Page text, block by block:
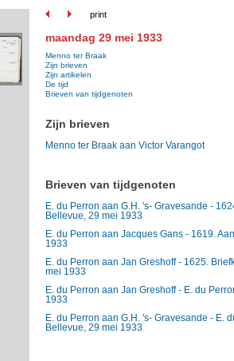
print
maandag 29 mei 1933
Menno ter Braak
Zijn brieven
Zijn artikelen
De tijd
Brieven van tijdgenoten
Zijn brieven
Menno ter Braak aan Victor Varangot
Brieven van tijdgenoten
E. du Perron aan G.H. 's- Gravesande -
Bellevue, 29 mei 1933
E. du Perron aan Jacques Gans - 1619.
1933
E. du Perron aan Jan Greshoff - 1625.
mei 1933
E. du Perron aan Jan Greshoff - E. du
1933
E. du Perron aan G.H. 's- Gravesande - E.
Bellevue, 29 mei 1933